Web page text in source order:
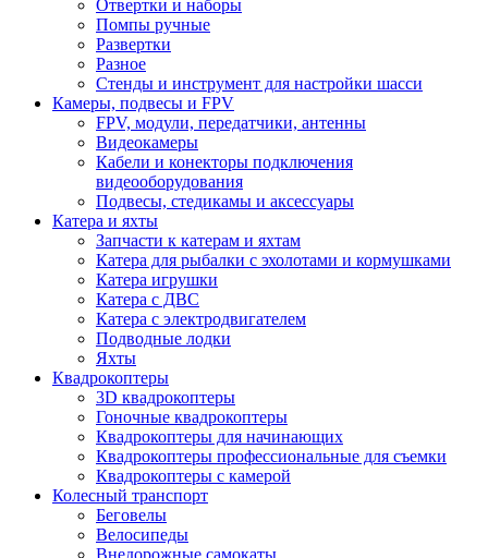
Отвертки и наборы
Помпы ручные
Развертки
Разное
Стенды и инструмент для настройки шасси
Камеры, подвесы и FPV
FPV, модули, передатчики, антенны
Видеокамеры
Кабели и конекторы подключения
видеооборудования
Подвесы, стедикамы и аксессуары
Катера и яхты
Запчасти к катерам и яхтам
Катера для рыбалки с эхолотами и кормушками
Катера игрушки
Катера с ДВС
Катера с электродвигателем
Подводные лодки
Яхты
Квадрокоптеры
3D квадрокоптеры
Гоночные квадрокоптеры
Квадрокоптеры для начинающих
Квадрокоптеры профессиональные для съемки
Квадрокоптеры с камерой
Колесный транспорт
Беговелы
Велосипеды
Внедорожные самокаты